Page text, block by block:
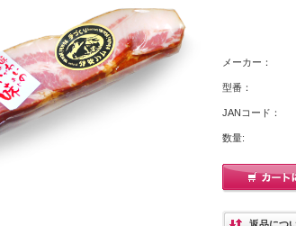
メーカー：
型番：
JANコード：
数量: